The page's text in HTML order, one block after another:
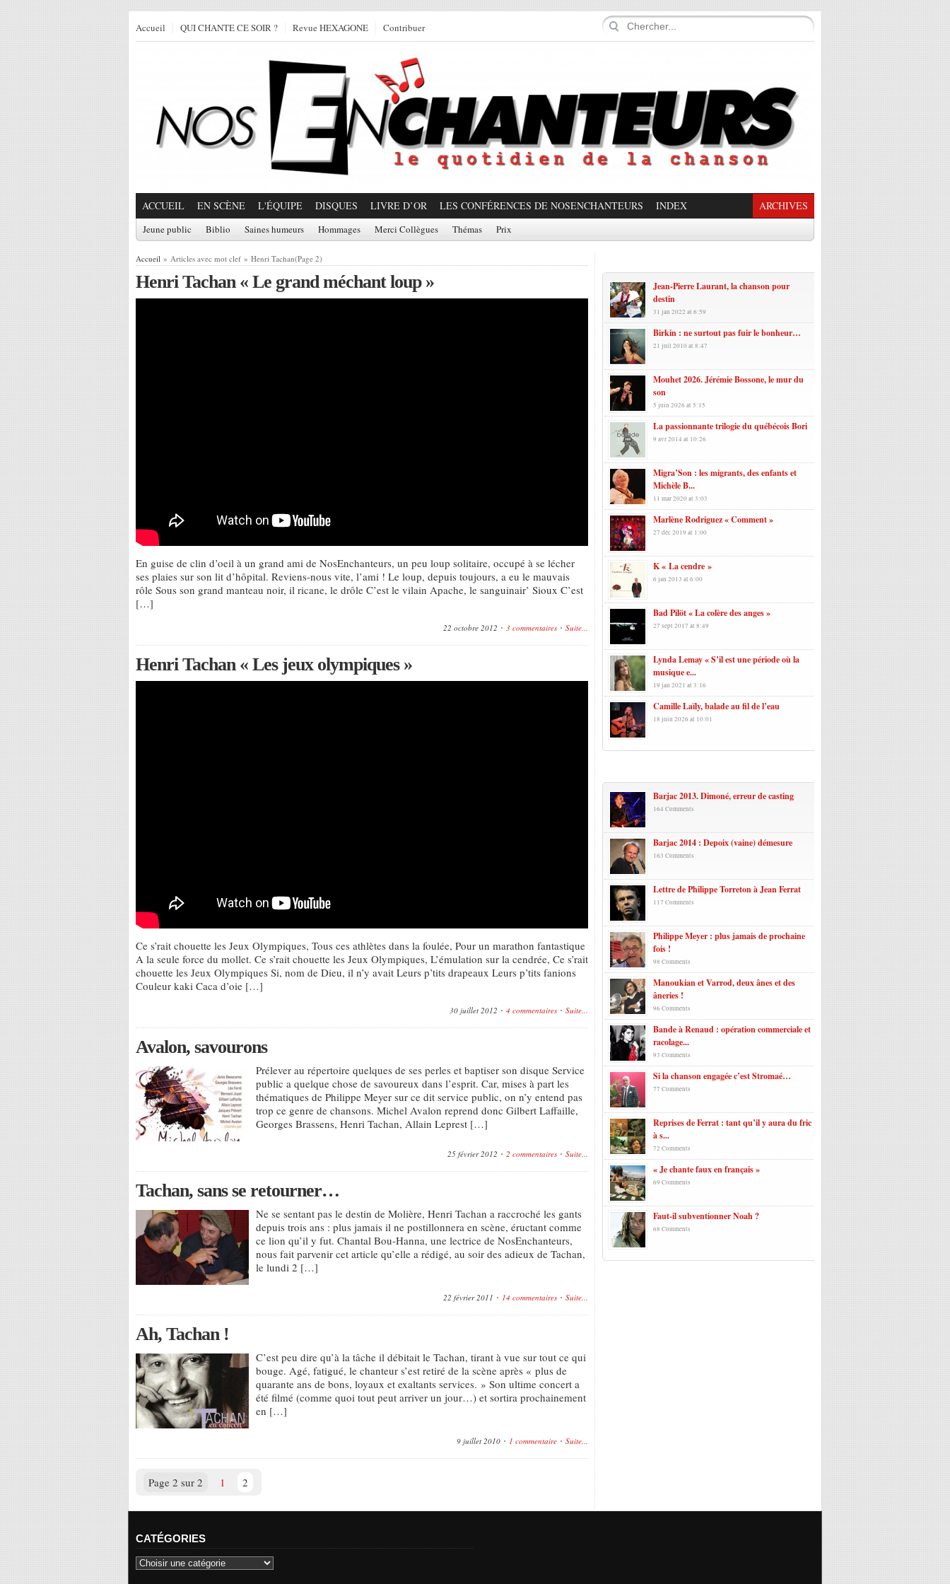
Accueil QUI CHANTE CE SOIR ? Revue HEXAGONE Contribuer
ACCUEIL EN SCÈNE L'ÉQUIPE DISQUES LIVRE D’OR LES CONFÉRENCES DE NOSENCHANTEURS INDEX ARCHIVES
Jeune public Biblio Saines humeurs Hommages Merci Collègues Thémas Prix
Accueil » Articles avec mot clef » Henri Tachan(Page 2)
Henri Tachan « Le grand méchant loup »
En guise de clin d’oeil à un grand ami de NosEnchanteurs, un peu loup solitaire, occupé à se lécher
ses plaies sur son lit d’hôpital. Reviens-nous vite, l’ami ! Le loup, depuis toujours, a eu le mauvais
rôle Sous son grand manteau noir, il ricane, le drôle C’est le vilain Apache, le sanguinair’ Sioux C’est
[…]
22 octobre 2012 3 commentaires Suite...
Henri Tachan « Les jeux olympiques »
Ce s’rait chouette les Jeux Olympiques, Tous ces athlètes dans la foulée, Pour un marathon fantastique
A la seule force du mollet. Ce s’rait chouette les Jeux Olympiques, L’émulation sur la cendrée, Ce s’rait
chouette les Jeux Olympiques Si, nom de Dieu, il n’y avait Leurs p’tits drapeaux Leurs p’tits fanions
Couleur kaki Caca d’oie […]
30 juillet 2012 4 commentaires Suite...
Avalon, savourons
Prélever au répertoire quelques de ses perles et baptiser son disque Service
public a quelque chose de savoureux dans l’esprit. Car, mises à part les
thématiques de Philippe Meyer sur ce dit service public, on n’y entend pas
trop ce genre de chansons. Michel Avalon reprend donc Gilbert Laffaille,
Georges Brassens, Henri Tachan, Allain Leprest […]
25 février 2012 2 commentaires Suite...
Tachan, sans se retourner…
Ne se sentant pas le destin de Molière, Henri Tachan a raccroché les gants
depuis trois ans : plus jamais il ne postillonnera en scène, éructant comme
ce lion qu’il y fut. Chantal Bou-Hanna, une lectrice de NosEnchanteurs,
nous fait parvenir cet article qu’elle a rédigé, au soir des adieux de Tachan,
le lundi 2 […]
22 février 2011 14 commentaires Suite...
Ah, Tachan !
C’est peu dire qu’à la tâche il débitait le Tachan, tirant à vue sur tout ce qui
bouge. Agé, fatigué, le chanteur s’est retiré de la scène après « plus de
quarante ans de bons, loyaux et exaltants services. » Son ultime concert a
été filmé (comme quoi tout peut arriver un jour…) et sortira prochainement
en […]
9 juillet 2010 1 commentaire Suite...
Page 2 sur 2 1 2
Jean-Pierre Laurant, la chanson pour
destin
31 jan 2022 at 6:59
Birkin : ne surtout pas fuir le bonheur…
21 juil 2010 at 8:47
Mouhet 2026. Jérémie Bossone, le mur du
son
5 juin 2026 at 5:15
La passionnante trilogie du québécois Bori
9 avr 2014 at 10:26
Migra’Son : les migrants, des enfants et
Michèle B...
11 mar 2020 at 3:03
Marlène Rodriguez « Comment »
27 déc 2019 at 1:00
K « La cendre »
6 jan 2013 at 6:00
Bad Pilöt « La colère des anges »
27 sept 2017 at 8:49
Lynda Lemay « S’il est une période où la
musique e...
19 jan 2021 at 3:16
Camille Laïly, balade au fil de l’eau
18 juin 2026 at 10:01
Barjac 2013. Dimoné, erreur de casting
164 Comments
Barjac 2014 : Depoix (vaine) démesure
163 Comments
Lettre de Philippe Torreton à Jean Ferrat
117 Comments
Philippe Meyer : plus jamais de prochaine
fois !
98 Comments
Manoukian et Varrod, deux ânes et des
âneries !
96 Comments
Bande à Renaud : opération commerciale et
racolage...
93 Comments
Si la chanson engagée c’est Stromaé…
77 Comments
Reprises de Ferrat : tant qu’il y aura du fric
à s...
72 Comments
« Je chante faux en français »
69 Comments
Faut-il subventionner Noah ?
68 Comments
CATÉGORIES